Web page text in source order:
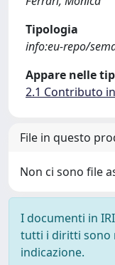
Tipologia
info:eu-repo/
Appare nelle
2.1 Contributo
File in questo
Non ci sono file
I documenti in
tutti i diritti sono
indicazione.